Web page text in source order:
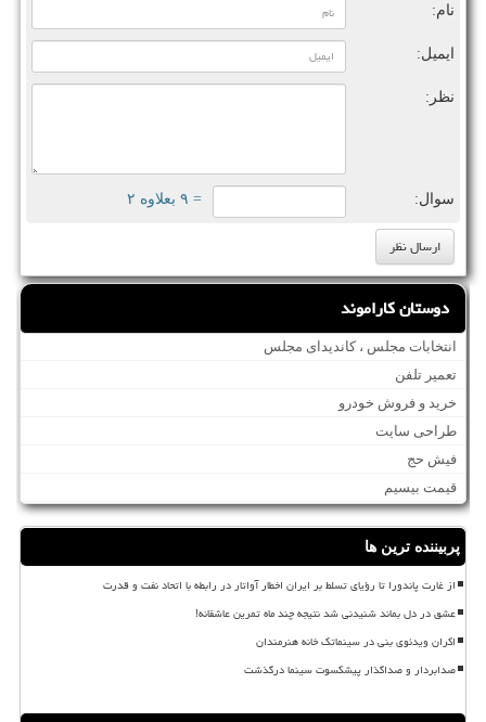
نام:
ایمیل:
نظر:
سوال: = ۹ بعلاوه ۲
دوستان کاراموند
انتخابات مجلس ، کاندیدای مجلس
تعمیر تلفن
خرید و فروش خودرو
طراحی سایت
فیش حج
قیمت بیسیم
پربیننده ترین ها
از غارت پاندورا تا رؤیای تسلط بر ایران اخطار آواتار در رابطه با اتحاد نفت و قدرت
عشق در دل بماند شنیدنی شد نتیجه چند ماه تمرین عاشقانه!
اکران ویدئوی بنی در سینماتک خانه هنرمندان
صدابردار و صداگذار پیشکسوت سینما درگذشت